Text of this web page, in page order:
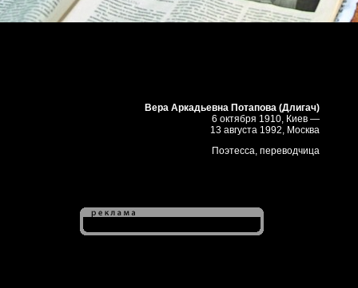
Вера Аркадьевна Потапова (Длигач)
6 октября 1910, Киев —
13 августа 1992, Москва
Поэтесса, переводчица